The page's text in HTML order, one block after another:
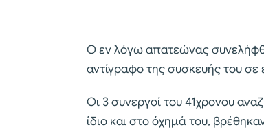
Ο εν λόγω απατεώνας
αντίγραφο της συσκευής του
Οι 3 συνεργοί του 41χρονου
ίδιο και στο όχημά του,